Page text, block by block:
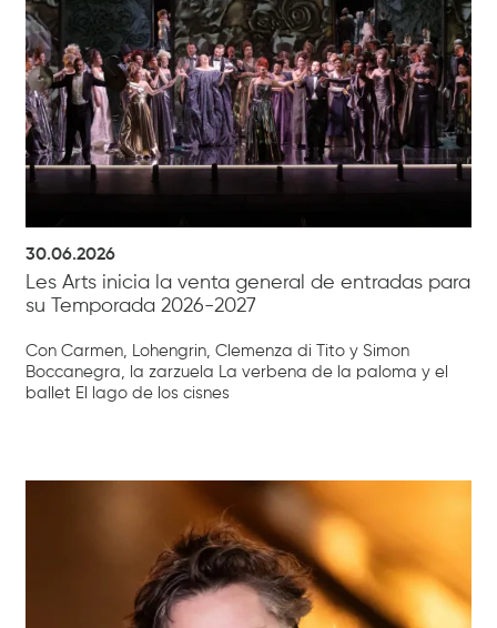
30.06.2026
Les Arts inicia la venta general de entradas para
su Temporada 2026-2027
Con Carmen, Lohengrin, Clemenza di Tito y Simon
Boccanegra, la zarzuela La verbena de la paloma y el
ballet El lago de los cisnes